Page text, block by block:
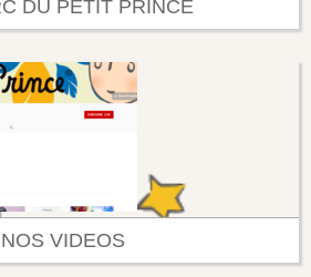
DU PETIT PRINCE
NOS VIDEOS